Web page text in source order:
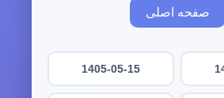
صفحه اصلی
1405-05-15